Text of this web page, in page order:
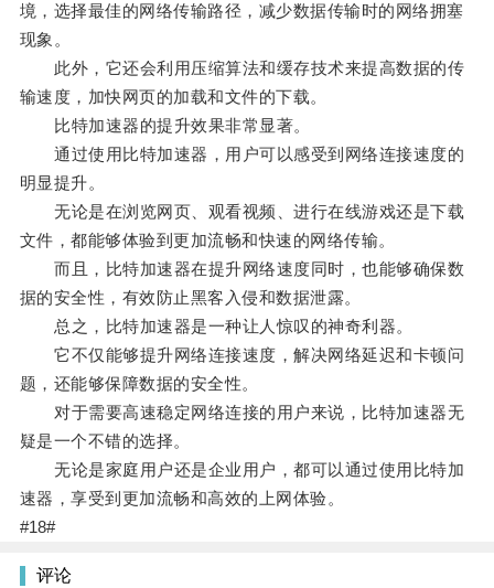
境，选择最佳的网络传输路径，减少数据传输时的网络拥塞
现象。
此外，它还会利用压缩算法和缓存技术来提高数据的传
输速度，加快网页的加载和文件的下载。
比特加速器的提升效果非常显著。
通过使用比特加速器，用户可以感受到网络连接速度的
明显提升。
无论是在浏览网页、观看视频、进行在线游戏还是下载
文件，都能够体验到更加流畅和快速的网络传输。
而且，比特加速器在提升网络速度同时，也能够确保数
据的安全性，有效防止黑客入侵和数据泄露。
总之，比特加速器是一种让人惊叹的神奇利器。
它不仅能够提升网络连接速度，解决网络延迟和卡顿问
题，还能够保障数据的安全性。
对于需要高速稳定网络连接的用户来说，比特加速器无
疑是一个不错的选择。
无论是家庭用户还是企业用户，都可以通过使用比特加
速器，享受到更加流畅和高效的上网体验。
#18#
评论